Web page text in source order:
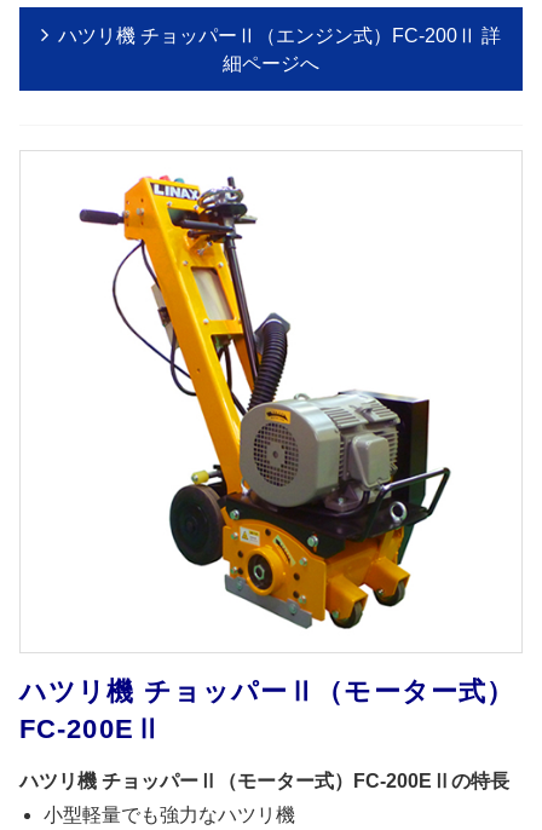
ハツリ機 チョッパーⅡ（エンジン式）FC-200Ⅱ 詳
細ページへ
ハツリ機 チョッパーⅡ（モーター式）
FC-200EⅡ
ハツリ機 チョッパーⅡ（モーター式）FC-200EⅡの特長
小型軽量でも強力なハツリ機